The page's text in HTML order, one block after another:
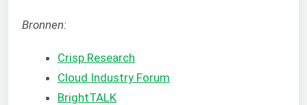
Bronnen:
Crisp Research
Cloud Industry Forum
BrightTALK